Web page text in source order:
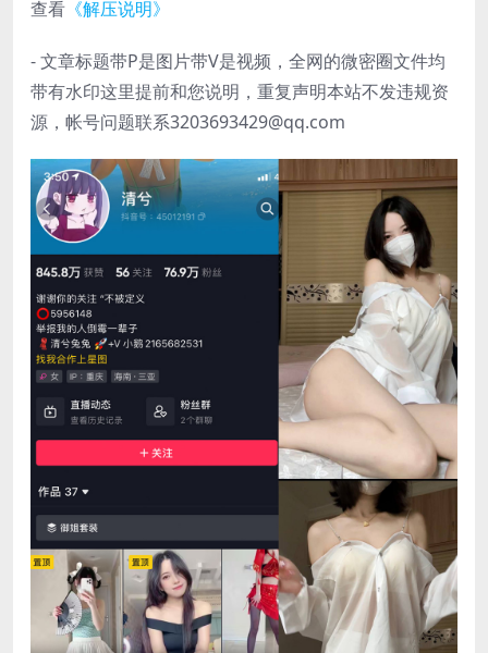
查看 《解压说明》
- 文章标题带P是图片带V是视频，全网的微密圈文件均
带有水印这里提前和您说明，重复声明本站不发违规资
源，帐号问题联系3203693429@qq.com